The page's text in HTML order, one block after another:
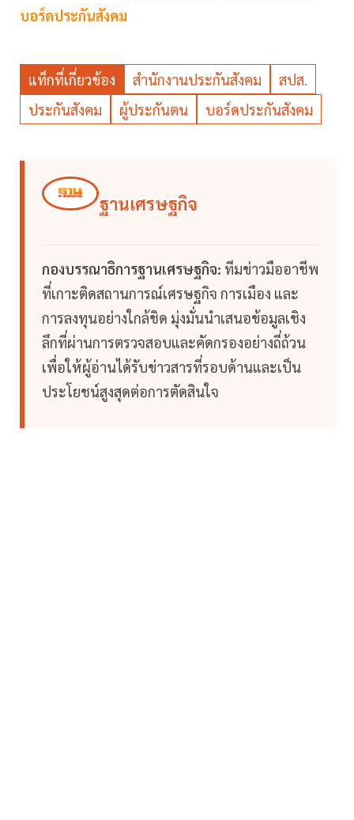
บอร์ดประกันสังคม
แท็กที่เกี่ยวข้อง สำนักงานประกันสังคม
สปส.
ประกันสังคม
ผู้ประกันตน บอร์ดประกันสังคม
ฐานเศรษฐกิจ
กองบรรณาธิการฐานเศรษฐกิจ: ทีมข่าวมืออาชีพ
ที่เกาะติดสถานการณ์เศรษฐกิจ การเมือง และ
การลงทุนอย่างใกล้ชิด มุ่งมั่นนำเสนอข้อมูลเชิง
ลึกที่ผ่านการตรวจสอบและคัดกรองอย่างถี่ถ้วน
เพื่อให้ผู้อ่านได้รับข่าวสารที่รอบด้านและเป็น
ประโยชน์สูงสุดต่อการตัดสินใจ